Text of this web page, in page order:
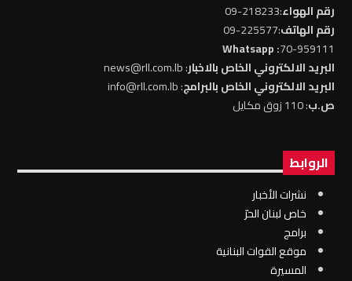
رقم الهواء:218233-09
رقم الهاتف:225577-09
70-959111
: Whatsapp
البريد الالكتروني الخاص بالاخبار: news@rll.com.lb
البريد الالكتروني الخاص بالبرامج: info@rll.com.lb
ص.ب: 110 زوق مكايل
الروابط
نشرات الأخبار
خاص لبنان الحرّ
برامج
موقع القوات البنانية
المسيرة